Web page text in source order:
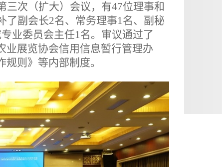
三次（扩大）会议，有47位理事和
了副会长2名、常务理事1名、副秘
业委员会主任1名。审议通过了
业展览协会信用信息暂行管理办
则》等内部制度。